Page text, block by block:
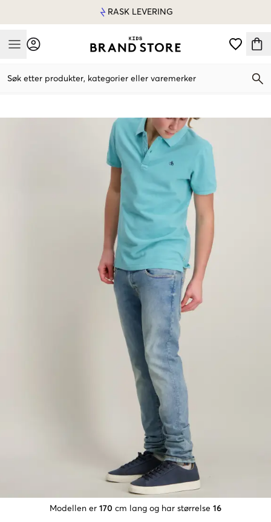
RASK LEVERING
Mobile Menu
Søk etter produkter, kategorier eller varemerker
Modellen er 170 cm lang og har størrelse 16